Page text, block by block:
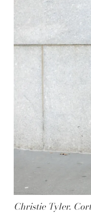
Christie Tyler.